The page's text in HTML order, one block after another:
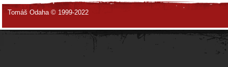
Tomáš Odaha © 1999-2022